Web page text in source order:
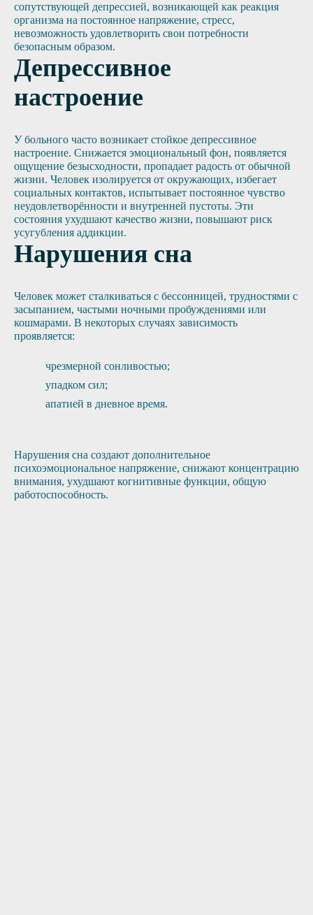
сопутствующей депрессией, возникающей как реакция
организма на постоянное напряжение, стресс,
невозможность удовлетворить свои потребности
безопасным образом.
Депрессивное
настроение
У больного часто возникает стойкое депрессивное
настроение. Снижается эмоциональный фон, появляется
ощущение безысходности, пропадает радость от обычной
жизни. Человек изолируется от окружающих, избегает
социальных контактов, испытывает постоянное чувство
неудовлетворённости и внутренней пустоты. Эти
состояния ухудшают качество жизни, повышают риск
усугубления аддикции.
Нарушения сна
Человек может сталкиваться с бессонницей, трудностями с
засыпанием, частыми ночными пробуждениями или
кошмарами. В некоторых случаях зависимость
проявляется:
чрезмерной сонливостью;
упадком сил;
апатией в дневное время.
Нарушения сна создают дополнительное
психоэмоциональное напряжение, снижают концентрацию
внимания, ухудшают когнитивные функции, общую
работоспособность.